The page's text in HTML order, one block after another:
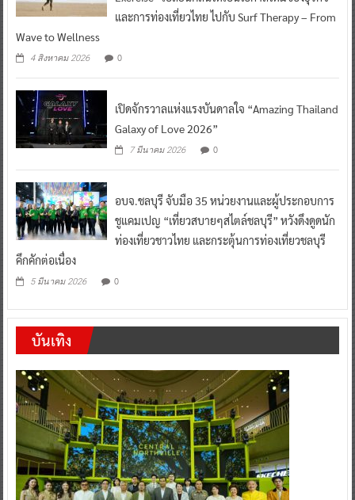
และการท่องเที่ยวไทย ไปกับ Surf Therapy – From
Wave to Wellness
4 สิงหาคม 2026 0
เปิดจักรวาลแห่งแรงบันดาลใจ “Amazing Thailand
Galaxy of Love 2026”
7 มีนาคม 2026 0
อบจ.ชลบุรี จับมือ 35 หน่วยงานและผู้ประกอบการ
ชูแคมเปญ “เที่ยวสบายๆสไตล์ชลบุรี” หวังดึงดูดนัก
ท่องเที่ยวชาวไทย และกระตุ้นการท่องเที่ยวชลบุรี
คึกคักต่อเนื่อง
5 มีนาคม 2026 0
บันเทิง